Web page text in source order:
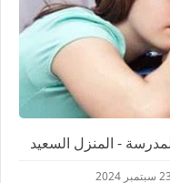
- المنزل السعيد
23 سبتمبر 2024